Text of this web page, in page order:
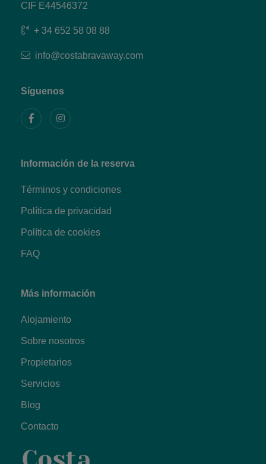
CIF E44546372
+ 34 652 58 08 88
info@costabravaway.com
Síguenos
Información de la reserva
Términos y condiciones
Política de privacidad
Política de cookies
FAQ
Más información
Alojamiento
Sobre nosotros
Propietarios
Servicios
Blog
Contacto